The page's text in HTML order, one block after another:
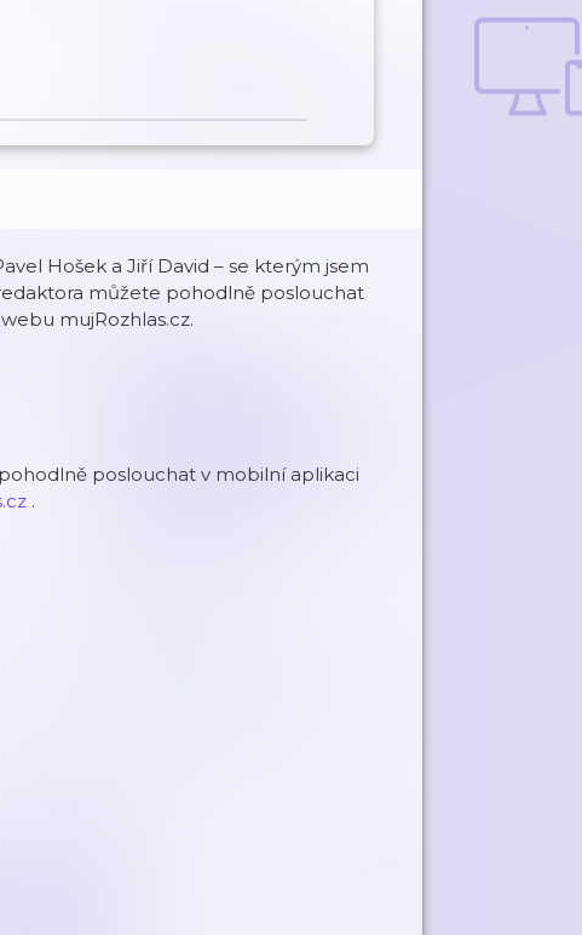
Hošek a Jiří David – se kterým jsem
můžete pohodlně poslouchat
mujRozhlas.cz.
poslouchat v mobilní aplikaci
.